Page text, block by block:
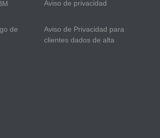
de
Aviso de privacidad
Aviso de Privacidad para
clientes dados de alta